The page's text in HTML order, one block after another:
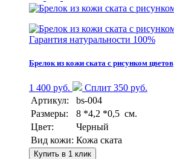
Гарантия натуральности 100%
Брелок из кожи ската с рисунком цветов
1 400 руб.
Сплит 350 руб.
Артикул:
bs-004
Размеры:
8 *4,2 *0,5 см.
Цвет:
Черный
Вид кожи: Кожа ската
Купить в 1 клик